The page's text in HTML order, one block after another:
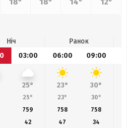
Ніч
Ранок
03:00 06:00 09:00
25° 23° 30°
25° 23° 30°
759 758 758
42 47 34